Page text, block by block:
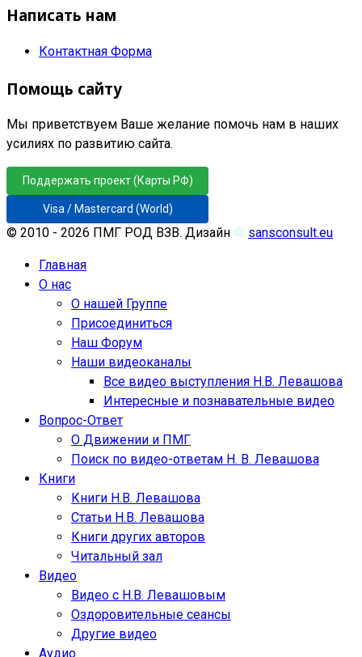
Написать нам
Контактная Форма
Помощь сайту
Мы приветствуем Ваше желание помочь нам в наших
усилиях по развитию сайта.
Поддержать проект (Карты РФ)
Visa / Mastercard (World)
© 2010 - 2026 ПМГ РОД ВЗВ. Дизайн ♲ sansconsult.eu
Главная
О нас
О нашей Группе
Присоединиться
Наш Форум
Наши видеоканалы
Все видео выступления Н.В. Левашова
Интересные и познавательные видео
Вопрос-Ответ
О Движении и ПМГ
Поиск по видео-ответам Н. В. Левашова
Книги
Книги Н.В. Левашова
Статьи Н.В. Левашова
Книги других авторов
Читальный зал
Видео
Видео с Н.В. Левашовым
Оздоровительные сеансы
Другие видео
Аудио